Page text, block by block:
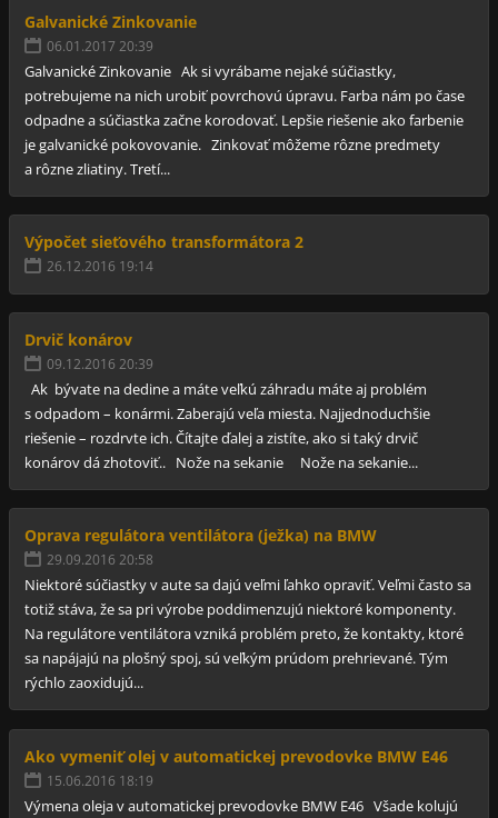
Galvanické Zinkovanie
06.01.2017 20:39
Galvanické Zinkovanie Ak si vyrábame nejaké súčiastky,
potrebujeme na nich urobiť povrchovú úpravu. Farba nám po čase
odpadne a súčiastka začne korodovať. Lepšie riešenie ako farbenie
je galvanické pokovovanie. Zinkovať môžeme rôzne predmety
a rôzne zliatiny. Tretí...
Výpočet sieťového transformátora 2
26.12.2016 19:14
Drvič konárov
09.12.2016 20:39
Ak bývate na dedine a máte veľkú záhradu máte aj problém
s odpadom – konármi. Zaberajú veľa miesta. Najjednoduchšie
riešenie – rozdrvte ich. Čítajte ďalej a zistíte, ako si taký drvič
konárov dá zhotoviť.. Nože na sekanie Nože na sekanie...
Oprava regulátora ventilátora (ježka) na BMW
29.09.2016 20:58
Niektoré súčiastky v aute sa dajú veľmi ľahko opraviť. Veľmi často sa
totiž stáva, že sa pri výrobe poddimenzujú niektoré komponenty.
Na regulátore ventilátora vzniká problém preto, že kontakty, ktoré
sa napájajú na plošný spoj, sú veľkým prúdom prehrievané. Tým
rýchlo zaoxidujú...
Ako vymeniť olej v automatickej prevodovke BMW E46
15.06.2016 18:19
Výmena oleja v automatickej prevodovke BMW E46 Všade kolujú